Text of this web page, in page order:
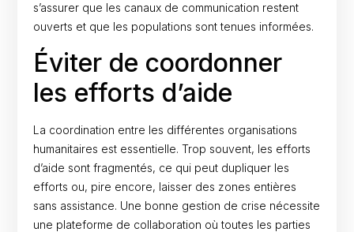
s’assurer que les canaux de communication restent
ouverts et que les populations sont tenues informées.
Éviter de coordonner
les efforts d’aide
La coordination entre les différentes organisations
humanitaires est essentielle. Trop souvent, les efforts
d’aide sont fragmentés, ce qui peut dupliquer les
efforts ou, pire encore, laisser des zones entières
sans assistance. Une bonne gestion de crise nécessite
une plateforme de collaboration où toutes les parties